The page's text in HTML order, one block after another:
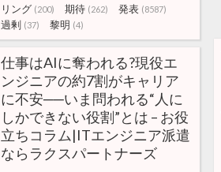
リング (200) 期待 (262) 発表 (8587)
過剰 (37) 黎明 (4)
仕事はAIに奪われる?現役エ
ンジニアの約7割がキャリア
に不安──いま問われる“人に
しかできない役割”とは – お役
立ちコラム|ITエンジニア派遣
ならラクスパートナーズ